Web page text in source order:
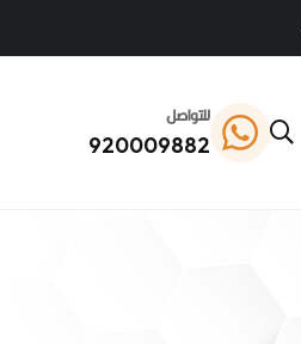
للتواصل
920009882